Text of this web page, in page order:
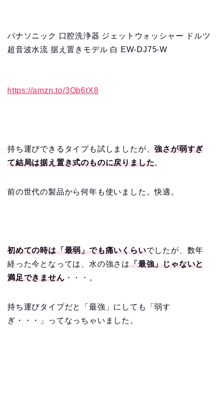
パナソニック 口腔洗浄器 ジェットウォッシャー ドルツ
超音波水流 据え置きモデル 白 EW-DJ75-W
https://amzn.to/3Ob6tX8
持ち運びできるタイプも試しましたが、強さが弱すぎ
て結局は据え置き式のものに戻りました。
前の世代の製品から何年も使いました。快適。
初めての時は「最弱」でも痛いくらいでしたが、数年
経った今となっては、水の強さは「最強」じゃないと
満足できません・・・。
持ち運びタイプだと「最強」にしても「弱す
ぎ・・・」ってなっちゃいました。